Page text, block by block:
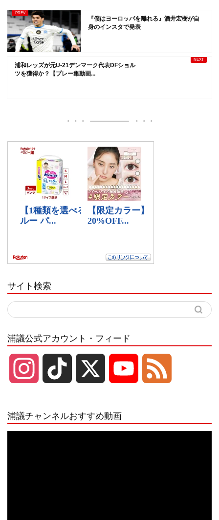
『僕はヨーロッパを離れる』酒井宏樹が自
身のインスタで発表
浦和レッズが元U-21デンマーク代表DFショル
ツを獲得か？【プレー集動画...
サイト検索
浦議公式アカウント・フィード
浦議チャンネルおすすめ動画